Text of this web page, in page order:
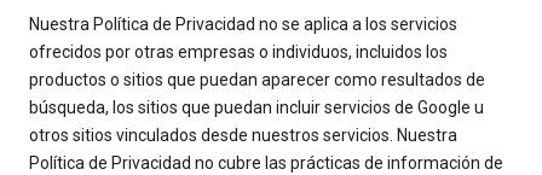
Nuestra Política de Privacidad no se aplica a los servicios
ofrecidos por otras empresas o individuos, incluidos los
productos o sitios que puedan aparecer como resultados de
búsqueda, los sitios que puedan incluir servicios de Google u
otros sitios vinculados desde nuestros servicios. Nuestra
Política de Privacidad no cubre las prácticas de información de